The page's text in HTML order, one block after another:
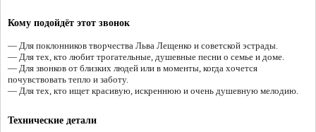
Кому подойдёт этот звонок
— Для поклонников творчества Льва Лещенко и советской эстрады.
— Для тех, кто любит трогательные, душевные песни о семье и доме.
— Для звонков от близких людей или в моменты, когда хочется
почувствовать тепло и заботу.
— Для тех, кто ищет красивую, искреннюю и очень душевную мелодию.
Технические детали